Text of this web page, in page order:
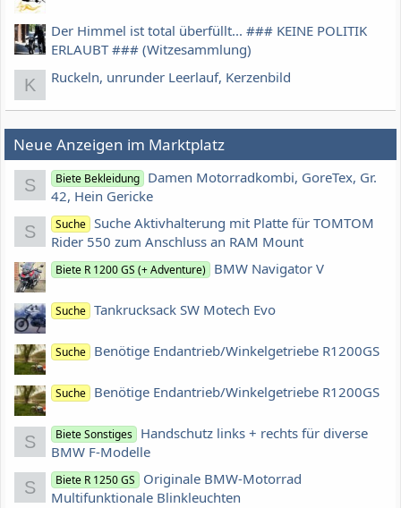
Der Himmel ist total überfüllt... ### KEINE POLITIK
ERLAUBT ### (Witzesammlung)
K Ruckeln, unrunder Leerlauf, Kerzenbild
Neue Anzeigen im Marktplatz
S Biete Bekleidung Damen Motorradkombi, GoreTex, Gr.
42, Hein Gericke
S Suche Suche Aktivhalterung mit Platte für TOMTOM
Rider 550 zum Anschluss an RAM Mount
Biete R 1200 GS (+ Adventure) BMW Navigator V
Suche Tankrucksack SW Motech Evo
Suche Benötige Endantrieb/Winkelgetriebe R1200GS
Suche Benötige Endantrieb/Winkelgetriebe R1200GS
S Biete Sonstiges Handschutz links + rechts für diverse
BMW F-Modelle
S Biete R 1250 GS
Originale BMW-Motorrad
Multifunktionale Blinkleuchten